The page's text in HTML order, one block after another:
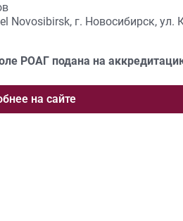
Novosibirsk, г. Новосибирск, ул.
РОАГ подана на
на сайте